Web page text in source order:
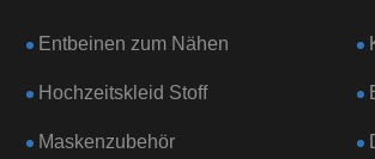
Entbeinen zum Nähen
Hochzeitskleid Stoff
Maskenzubehör